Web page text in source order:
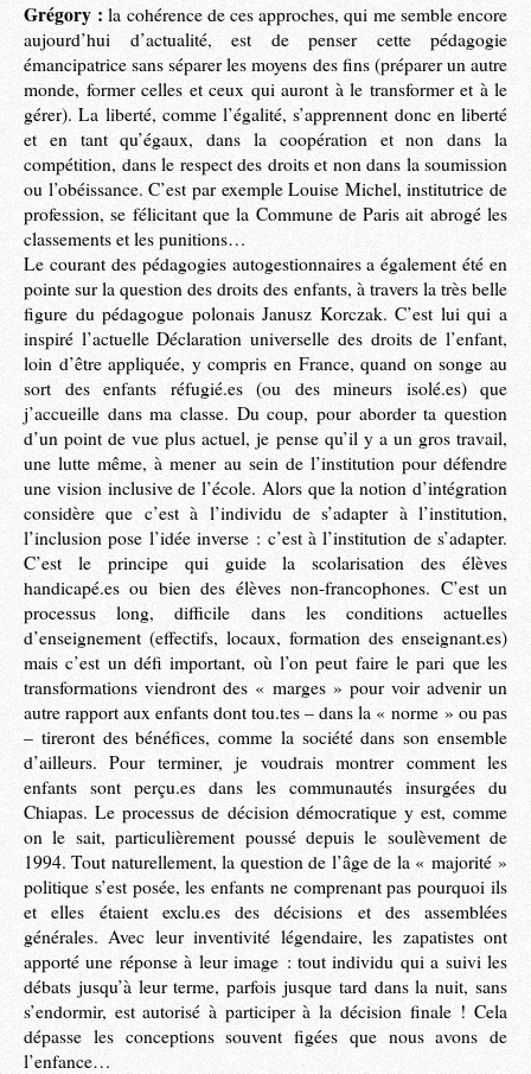
Grégory : la cohérence de ces approches, qui me semble encore
aujourd’hui d’actualité, est de penser cette pédagogie
émancipatrice sans séparer les moyens des fins (préparer un autre
monde, former celles et ceux qui auront à le transformer et à le
gérer). La liberté, comme l’égalité, s’apprennent donc en liberté
et en tant qu’égaux, dans la coopération et non dans la
compétition, dans le respect des droits et non dans la soumission
ou l’obéissance. C’est par exemple Louise Michel, institutrice de
profession, se félicitant que la Commune de Paris ait abrogé les
classements et les punitions…
Le courant des pédagogies autogestionnaires a également été en
pointe sur la question des droits des enfants, à travers la très belle
figure du pédagogue polonais Janusz Korczak. C’est lui qui a
inspiré l’actuelle Déclaration universelle des droits de l’enfant,
loin d’être appliquée, y compris en France, quand on songe au
sort des enfants réfugié.es (ou des mineurs isolé.es) que
j’accueille dans ma classe. Du coup, pour aborder ta question
d’un point de vue plus actuel, je pense qu’il y a un gros travail,
une lutte même, à mener au sein de l’institution pour défendre
une vision inclusive de l’école. Alors que la notion d’intégration
considère que c’est à l’individu de s’adapter à l’institution,
l’inclusion pose l’idée inverse : c’est à l’institution de s’adapter.
C’est le principe qui guide la scolarisation des élèves
handicapé.es ou bien des élèves non-francophones. C’est un
processus long, difficile dans les conditions actuelles
d’enseignement (effectifs, locaux, formation des enseignant.es)
mais c’est un défi important, où l’on peut faire le pari que les
transformations viendront des « marges » pour voir advenir un
autre rapport aux enfants dont tou.tes – dans la « norme » ou pas
– tireront des bénéfices, comme la société dans son ensemble
d’ailleurs. Pour terminer, je voudrais montrer comment les
enfants sont perçu.es dans les communautés insurgées du
Chiapas. Le processus de décision démocratique y est, comme
on le sait, particulièrement poussé depuis le soulèvement de
1994. Tout naturellement, la question de l’âge de la « majorité »
politique s’est posée, les enfants ne comprenant pas pourquoi ils
et elles étaient exclu.es des décisions et des assemblées
générales. Avec leur inventivité légendaire, les zapatistes ont
apporté une réponse à leur image : tout individu qui a suivi les
débats jusqu’à leur terme, parfois jusque tard dans la nuit, sans
s’endormir, est autorisé à participer à la décision finale ! Cela
dépasse les conceptions souvent figées que nous avons de
l’enfance…